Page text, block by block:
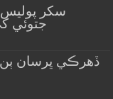
سکر پوليس
جتوئي